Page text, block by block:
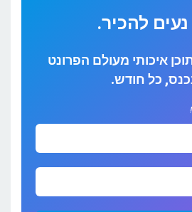
נעים להכיר.
איכותי מעולם הפרונט
כל חודש.